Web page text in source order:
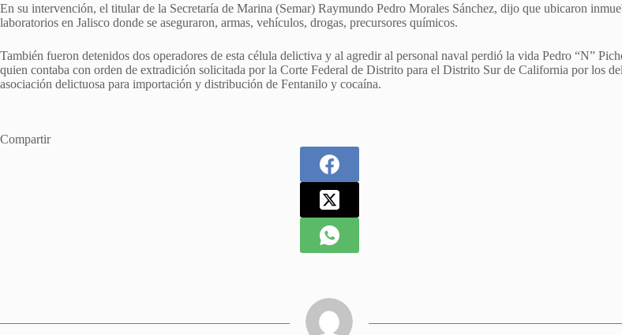
En su intervención, el titular de la Secretaría de Marina (Semar) Raymundo Pedro Morales Sánchez, dijo que ubicaron
laboratorios en Jalisco donde se aseguraron, armas, vehículos, drogas, precursores químicos.
También fueron detenidos dos operadores de esta célula delictiva y al agredir al personal naval perdió la vida Pedro “N”
quien contaba con orden de extradición solicitada por la Corte Federal de Distrito para el Distrito Sur de California por los
asociación delictuosa para importación y distribución de Fentanilo y cocaína.
Compartir